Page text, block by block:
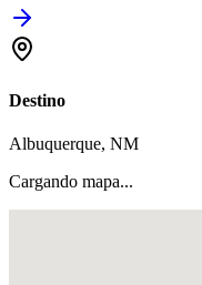
Destino
Albuquerque, NM
Cargando mapa...